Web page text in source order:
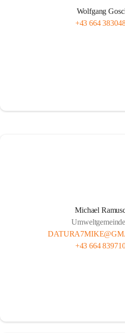
Wolfgang
+43 664
Michael
+43 664